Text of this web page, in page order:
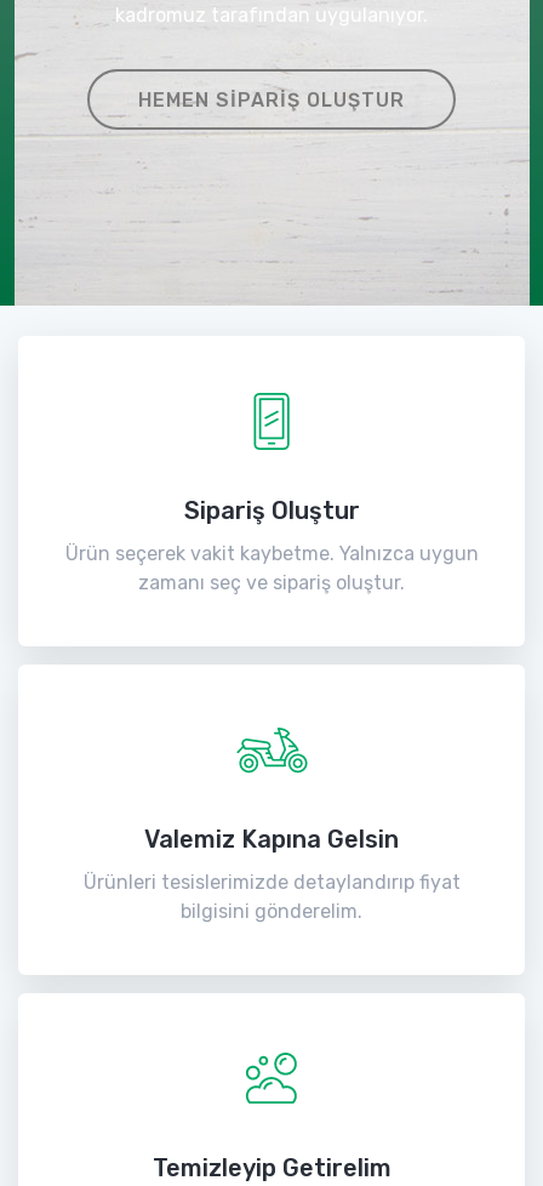
kadromuz tarafından uygulanıyor.
HEMEN SIPARIŞ OLUŞTUR
Sipariş Oluştur
Ürün seçerek vakit kaybetme. Yalnızca uygun
zamanı seç ve sipariş oluştur.
Valemiz Kapına Gelsin
Ürünleri tesislerimizde detaylandırıp fiyat
bilgisini gönderelim.
Temizleyip Getirelim